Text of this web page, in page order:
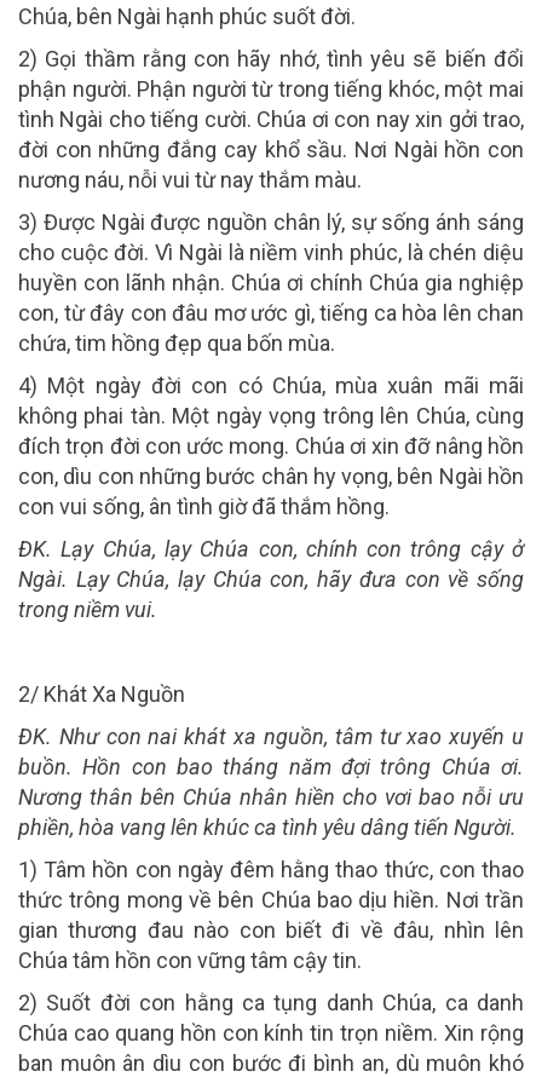
Chúa, bên Ngài hạnh phúc suốt đời.
2) Gọi thầm rằng con hãy nhớ, tình yêu sẽ biến đổi
phận người. Phận người từ trong tiếng khóc, một mai
tình Ngài cho tiếng cười. Chúa ơi con nay xin gởi trao,
đời con những đắng cay khổ sầu. Nơi Ngài hồn con
nương náu, nỗi vui từ nay thắm màu.
3) Được Ngài được nguồn chân lý, sự sống ánh sáng
cho cuộc đời. Vì Ngài là niềm vinh phúc, là chén diệu
huyền con lãnh nhận. Chúa ơi chính Chúa gia nghiệp
con, từ đây con đâu mơ ước gì, tiếng ca hòa lên chan
chứa, tim hồng đẹp qua bốn mùa.
4) Một ngày đời con có Chúa, mùa xuân mãi mãi
không phai tàn. Một ngày vọng trông lên Chúa, cùng
đích trọn đời con ước mong. Chúa ơi xin đỡ nâng hồn
con, dìu con những bước chân hy vọng, bên Ngài hồn
con vui sống, ân tình giờ đã thắm hồng.
ĐK. Lạy Chúa, lạy Chúa con, chính con trông cậy ở
Ngài. Lạy Chúa, lạy Chúa con, hãy đưa con về sống
trong niềm vui.
2/ Khát Xa Nguồn
ĐK. Như con nai khát xa nguồn, tâm tư xao xuyến u
buồn. Hồn con bao tháng năm đợi trông Chúa ơi.
Nương thân bên Chúa nhân hiền cho vơi bao nỗi ưu
phiền, hòa vang lên khúc ca tình yêu dâng tiến Người.
1) Tâm hồn con ngày đêm hằng thao thức, con thao
thức trông mong về bên Chúa bao dịu hiền. Nơi trần
gian thương đau nào con biết đi về đâu, nhìn lên
Chúa tâm hồn con vững tâm cậy tin.
2) Suốt đời con hằng ca tụng danh Chúa, ca danh
Chúa cao quang hồn con kính tin trọn niềm. Xin rộng
ban muôn ân dìu con bước đi bình an, dù muôn khó